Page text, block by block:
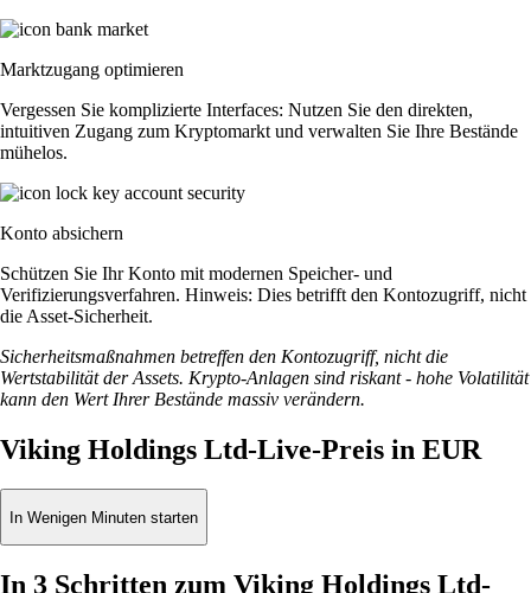
Marktzugang optimieren
Vergessen Sie komplizierte Interfaces: Nutzen Sie den direkten,
intuitiven Zugang zum Kryptomarkt und verwalten Sie Ihre Bestände
mühelos.
Konto absichern
Schützen Sie Ihr Konto mit modernen Speicher- und
Verifizierungsverfahren. Hinweis: Dies betrifft den Kontozugriff, nicht
die Asset-Sicherheit.
Sicherheitsmaßnahmen betreffen den Kontozugriff, nicht die
Wertstabilität der Assets. Krypto-Anlagen sind riskant - hohe Volatilität
kann den Wert Ihrer Bestände massiv verändern.
Viking Holdings Ltd-Live-Preis in EUR
In Wenigen Minuten starten
In 3 Schritten zum Viking Holdings Ltd-